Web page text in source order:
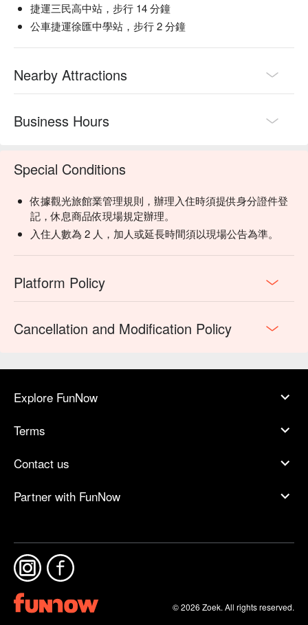
捷運三民高中站，步行 14 分鐘
公車捷運徐匯中學站，步行 2 分鐘
Nearby Attractions
Business Hours
Special Conditions
依據觀光旅館業管理規則，辦理入住時須提供身分證件登
記，休息商品依現場規定辦理。
入住人數為 2 人，加人或延長時間須以現場公告為準。
Platform Policy
Cancellation and Modification Policy
Explore FunNow
Terms
Contact us
Partner with FunNow
© 2026 Zoek. All rights reserved.